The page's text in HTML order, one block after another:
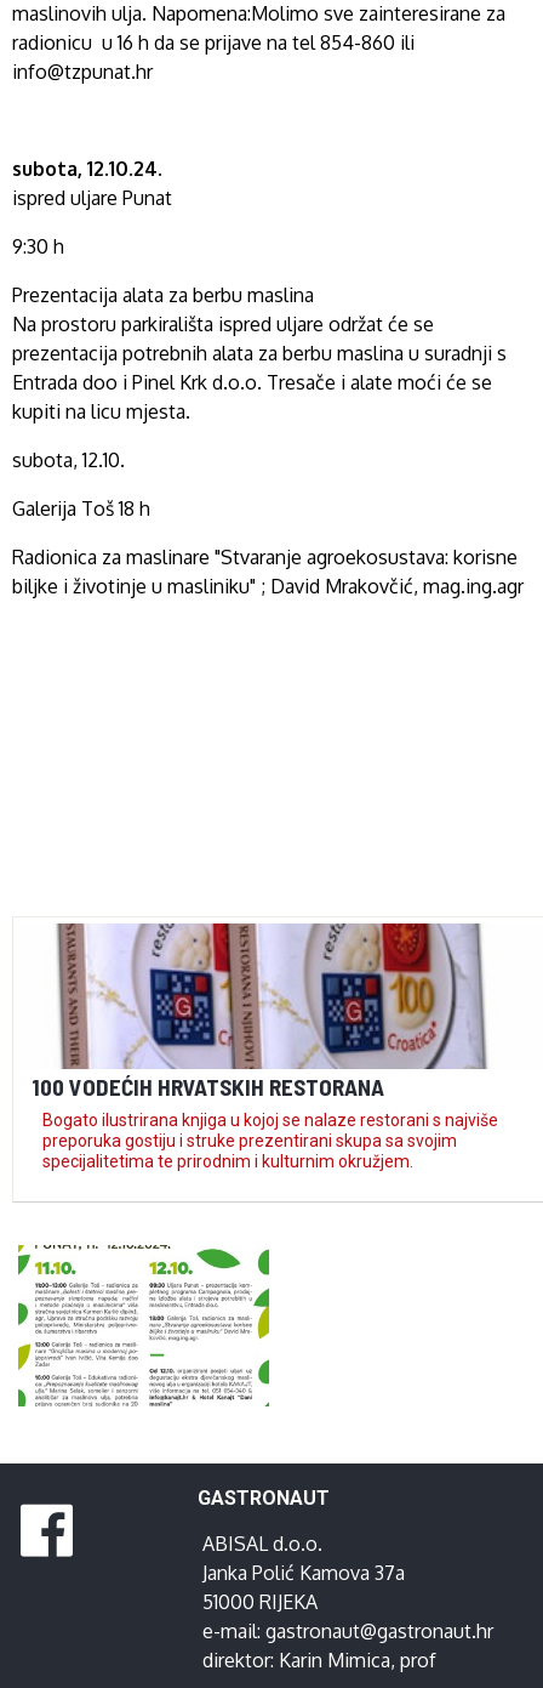
maslinovih ulja. Napomena:Molimo sve zainteresirane za
radionicu u 16 h da se prijave na tel 854-860 ili
info@tzpunat.hr
subota, 12.10.24.
ispred uljare Punat
9:30 h
Prezentacija alata za berbu maslina
Na prostoru parkirališta ispred uljare održat će se
prezentacija potrebnih alata za berbu maslina u suradnji s
Entrada doo i Pinel Krk d.o.o. Tresače i alate moći će se
kupiti na licu mjesta.
subota, 12.10.
Galerija Toš 18 h
Radionica za maslinare "Stvaranje agroekosustava: korisne
biljke i životinje u masliniku" ; David Mrakovčić, mag.ing.agr
100 VODEĆIH HRVATSKIH RESTORANA
Bogato ilustrirana knjiga u kojoj se nalaze restorani s najviše
preporuka gostiju i struke prezentirani skupa sa svojim
specijalitetima te prirodnim i kulturnim okružjem.
GASTRONAUT
ABISAL d.o.o.
Janka Polić Kamova 37a
51000 RIJEKA
e-mail: gastronaut@gastronaut.hr
direktor: Karin Mimica, prof